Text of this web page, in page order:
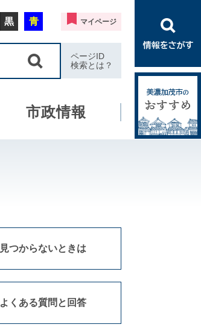
黒 青 マイページ
ページID
検索とは？
市政情報
見つからないときは
よくある質問と回答